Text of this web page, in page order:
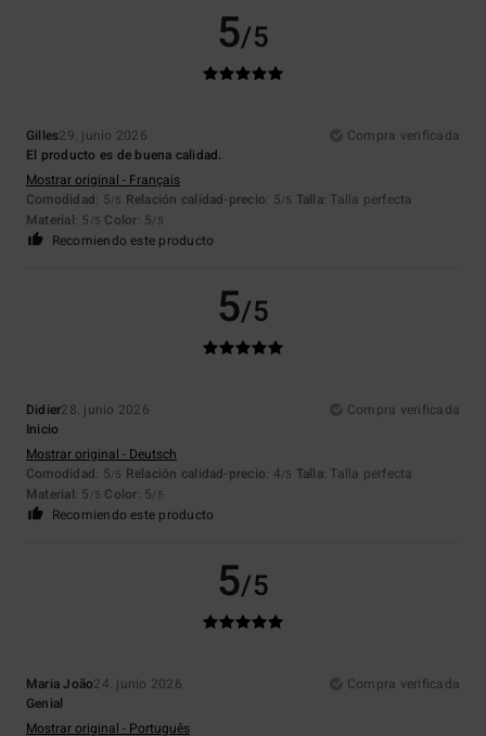
5/5
Gilles29. junio 2026
Compra verificada
El producto es de buena calidad.
Mostrar original - Français
Comodidad: 5/5 Relación calidad-precio: 5/5 Talla: Talla perfecta
Material: 5 /5 Color: 5/5
Recomiendo este producto
5/5
Didier28. junio 2026
Compra verificada
Inicio
Mostrar original - Deutsch
Comodidad: 5/5 Relación calidad-precio: 4/5 Talla: Talla perfecta
Material: 5 /5 Color: 5/5
Recomiendo este producto
5/5
Maria João24. junio 2026
Compra verificada
Genial
Mostrar original - Português